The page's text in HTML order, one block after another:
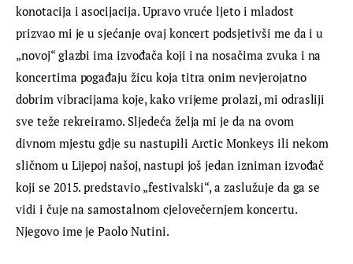
konotacija i asocijacija. Upravo vruće ljeto i mladost
prizvao mi je u sjećanje ovaj koncert podsjetivši me da i u
„novoj“ glazbi ima izvođača koji i na nosačima zvuka i na
koncertima pogađaju žicu koja titra onim nevjerojatno
dobrim vibracijama koje, kako vrijeme prolazi, mi odrasliji
sve teže rekreiramo. Sljedeća želja mi je da na ovom
divnom mjestu gdje su nastupili Arctic Monkeys ili nekom
sličnom u Lijepoj našoj, nastupi još jedan izniman izvođač
koji se 2015. predstavio „festivalski“, a zaslužuje da ga se
vidi i čuje na samostalnom cjelovečernjem koncertu.
Njegovo ime je Paolo Nutini.